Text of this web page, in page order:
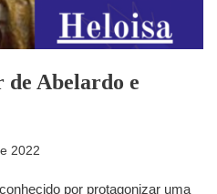
de Abelardo e
2022
por protagonizar uma